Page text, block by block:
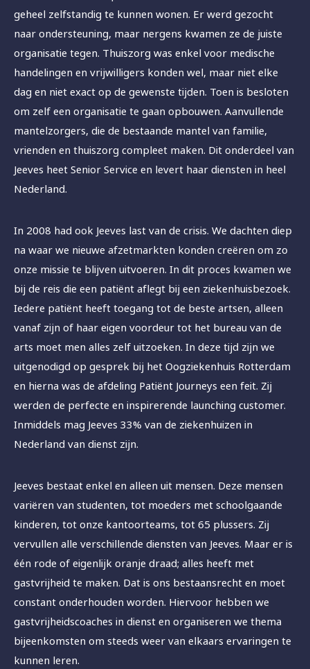
geheel zelfstandig te kunnen wonen. Er werd gezocht
naar ondersteuning, maar nergens kwamen ze de juiste
organisatie tegen. Thuiszorg was enkel voor medische
handelingen en vrijwilligers konden wel, maar niet elke
dag en niet exact op de gewenste tijden. Toen is besloten
om zelf een organisatie te gaan opbouwen. Aanvullende
mantelzorgers, die de bestaande mantel van familie,
vrienden en thuiszorg compleet maken. Dit onderdeel van
Jeeves heet Senior Service en levert haar diensten in heel
Nederland.
In 2008 had ook Jeeves last van de crisis. We dachten diep
na waar we nieuwe afzetmarkten konden creëren om zo
onze missie te blijven uitvoeren. In dit proces kwamen we
bij de reis die een patiënt aflegt bij een ziekenhuisbezoek.
Iedere patiënt heeft toegang tot de beste artsen, alleen
vanaf zijn of haar eigen voordeur tot het bureau van de
arts moet men alles zelf uitzoeken. In deze tijd zijn we
uitgenodigd op gesprek bij het Oogziekenhuis Rotterdam
en hierna was de afdeling Patiënt Journeys een feit. Zij
werden de perfecte en inspirerende launching customer.
Inmiddels mag Jeeves 33% van de ziekenhuizen in
Nederland van dienst zijn.
Jeeves bestaat enkel en alleen uit mensen. Deze mensen
variëren van studenten, tot moeders met schoolgaande
kinderen, tot onze kantoorteams, tot 65 plussers. Zij
vervullen alle verschillende diensten van Jeeves. Maar er is
één rode of eigenlijk oranje draad; alles heeft met
gastvrijheid te maken. Dat is ons bestaansrecht en moet
constant onderhouden worden. Hiervoor hebben we
gastvrijheidscoaches in dienst en organiseren we thema
bijeenkomsten om steeds weer van elkaars ervaringen te
kunnen leren.